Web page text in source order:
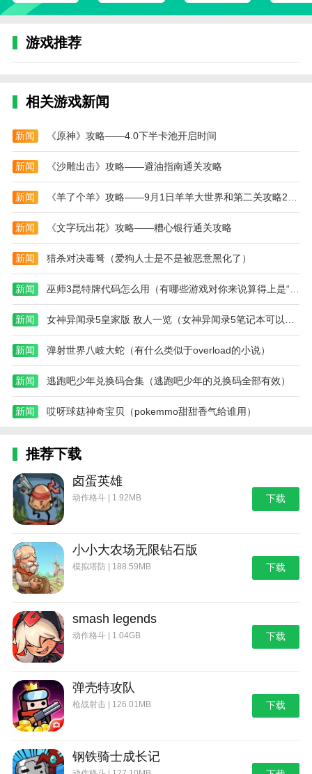
1.黔农云为用户提供贷款、信用卡、生活费、商场购物
服务。
3、账户余额转账，广告资金充值，安全可靠。
更新日志
版本介绍:
体验现有功能的优化并修复已知问题。
游戏推荐
相关游戏新闻
新闻 《原神》攻略——4.0下半卡池开启时间
新闻 《沙雕出击》攻略——避油指南通关攻略
新闻 《羊了个羊》攻略——9月1日羊羊大世界和第二关攻略2023
新闻 《文字玩出花》攻略——糟心银行通关攻略
新闻 猎杀对决毒弩（爱狗人士是不是被恶意黑化了）
新闻
新闻
新闻 弹射世界八岐大蛇（有什么类似于overload的小说）
新闻 逃跑吧少年兑换码合集（逃跑吧少年的兑换码全部有效）
新闻 哎呀球菇神奇宝贝（pokemmo甜甜香气给谁用）
推荐下载
卤蛋英雄
动作格斗 | 1.92MB 下载
小小大农场无限钻石版
模拟塔防 | 188.59MB 下载
smash legends
动作格斗 | 1.04GB 下载
弹壳特攻队
枪战射击 | 126.01MB 下载
钢铁骑士成长记